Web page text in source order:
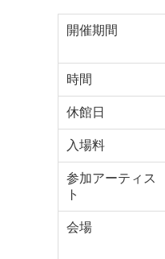
開催期間
時間
休館日
入場料
参加アーティス
ト
会場